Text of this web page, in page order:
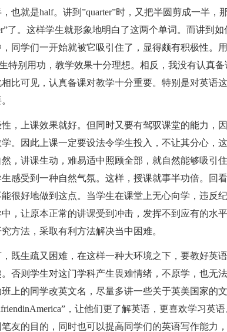
也就是half。讲到”quarter”时，又把半圆剪成一半，
了。这样学生就形象地明白了这两个单词。而讲到如
同学们一开始就被它吸引住了，显得颇有积极性。
生特别用功，教学效果十分理想。相反，我没有认真
比可见，认真备课对教学十分重要。特别是对英语
，上课效果就好。但同时又要有驾驭课堂的能力，
学。因此上课一定要设法令学生投入，不让其分心，
，讲课生动，难易适中照顾全部，就自然能够吸引住
感受到一种自然气氛。这样，授课就事半功倍。回看
很好地做到这点。当学生在课堂上无心向学，违反
，让原本正常的讲课受到冲击，发挥不到应有的水
方法，采取有利方法解决当中困难。
既生疏又困难，在这样一种大环境之下，要教好英
否则学生对这门学科产生畏难情绪，不原学，也无
上的同学改英文名，尽量多讲一些关于英美国家的
，让他们更了解英语，更喜欢学习英
友的目的，同时也可以提高同学们的英语写作能力